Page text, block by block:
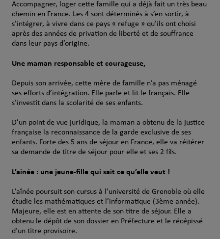
Accompagner, loger cette famille qui a déjà fait un très beau
chemin en France. Les 4 sont déterminés à s’en sortir, à
s’intégrer, à vivre dans ce pays « refuge » qu’ils ont choisi
après des années de privation de liberté et de souffrance
dans leur pays d’origine.
Une maman responsable et courageuse,
Depuis son arrivée, cette mère de famille n’a pas ménagé
ses efforts d’intégration. Elle parle et lit le français. Elle
s’investit dans la scolarité de ses enfants.
D’un point de vue juridique, la maman a obtenu de la justice
française la reconnaissance de la garde exclusive de ses
enfants. Forte des 5 ans de séjour en France, elle va réitérer
sa demande de titre de séjour pour elle et ses 2 fils.
L’ainée : une jeune-fille qui sait ce qu’elle veut !
L’aînée poursuit son cursus à l’université de Grenoble où elle
étudie les mathématiques et l’informatique (3ème année).
Majeure, elle est en attente de son titre de séjour. Elle a
obtenu le dépôt de son dossier en Préfecture et le récépissé
d’un titre provisoire.